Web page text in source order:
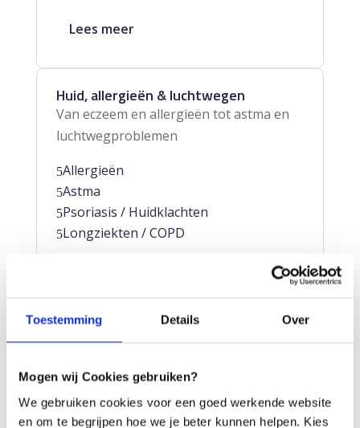
Toestemming Details Over
Mogen wij Cookies gebruiken?
We gebruiken cookies voor een goed werkende website
en om te begrijpen hoe we je beter kunnen helpen. Kies
Lees meer
Huid, allergieën & luchtwegen
Van eczeem en allergieën tot astma en
luchtwegproblemen
5Allergieën
5Astma
5Psoriasis / Huidklachten
5Longziekten / COPD
Zenuwstelsel, brein, en stemming
microbioom op hersenen en gedrag
5Depressie